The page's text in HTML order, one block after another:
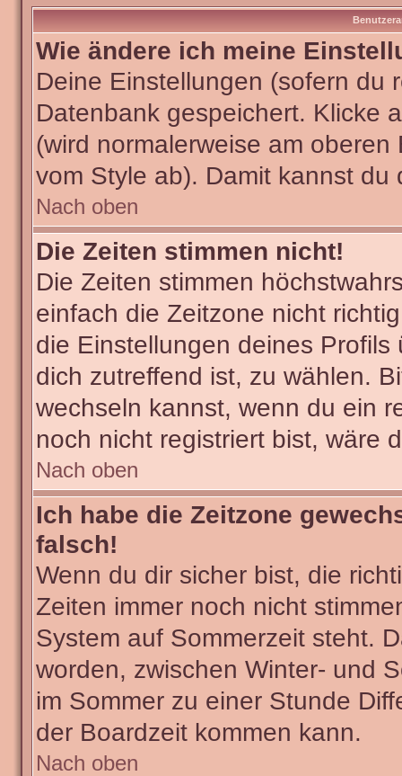
Wie ändere ich meine
Deine Einstellungen (sofern du
Datenbank gespeichert. Klicke
(wird normalerweise am
vom Style ab). Damit kannst
Nach oben
Die Zeiten stimmen nicht!
Die Zeiten stimmen
einfach die Zeitzone nicht
die Einstellungen deines
dich zutreffend ist, zu wählen.
wechseln kannst, wenn du ein
noch nicht registriert bist, wäre
Nach oben
Ich habe die Zeitzone
falsch!
Wenn du dir sicher bist, die
Zeiten immer noch nicht
System auf Sommerzeit steht.
worden, zwischen Winter- und
im Sommer zu einer Stunde
der Boardzeit kommen kann.
Nach oben